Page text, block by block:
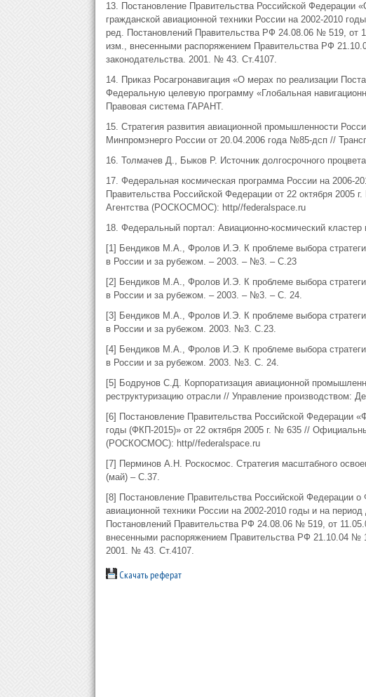
13. Постановление Правительства Российской Федерации
гражданской авиационной техники России на 2002-2010
ред. Постановлений Правительства РФ 24.08.06 № 519,
изм., внесенными распоряжением Правительства РФ
законодательства. 2001. № 43. Ст.4107.
14. Приказ Росагронавигация «О мерах по реализации
Федеральную целевую программу «Глобальная
Правовая система ГАРАНТ.
15. Стратегия развития авиационной промышленности
Минпромэнерго России от 20.04.2006 года №85-дсп //
16. Толмачев Д., Быков Р. Источник долгосрочного
17. Федеральная космическая программа России на 2006-
Правительства Российской Федерации от 22 октября
Агентства (РОСКОСМОС): http//federalspace.ru
18. Федеральный портал: Авиационно-космический
[1] Бендиков М.А., Фролов И.Э. К проблеме выбора
в России и за рубежом. – 2003. – №3. – С.23
[2] Бендиков М.А., Фролов И.Э. К проблеме выбора
в России и за рубежом. – 2003. – №3. – С. 24.
[3] Бендиков М.А., Фролов И.Э. К проблеме выбора
в России и за рубежом. 2003. №3. С.23.
[4] Бендиков М.А., Фролов И.Э. К проблеме выбора
в России и за рубежом. 2003. №3. С. 24.
[5] Бодрунов С.Д. Корпоратизация авиационной
реструктуризацию отрасли // Управление производством:
[6] Постановление Правительства Российской Федерации
годы (ФКП-2015)» от 22 октября 2005 г. № 635 //
(РОСКОСМОС): http//federalspace.ru
[7] Перминов А.Н. Роскосмос. Стратегия масштабного
(май) – С.37.
[8] Постановление Правительства Российской Федерации
авиационной техники России на 2002-2010 годы и на
Постановлений Правительства РФ 24.08.06 № 519, от
внесенными распоряжением Правительства РФ 21.10.04 №
2001. № 43. Ст.4107.
Скачать реферат